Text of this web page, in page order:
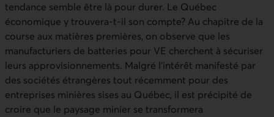
tendance semble être là pour durer. Le Québec
économique y trouvera-t-il son compte? Au chapitre de la
course aux matières premières, on observe que les
manufacturiers de batteries pour VE cherchent à sécuriser
leurs approvisionnements. Malgré l’intérêt manifesté par
des sociétés étrangères tout récemment pour des
entreprises minières sises au Québec, il est précipité de
croire que le paysage minier se transformera